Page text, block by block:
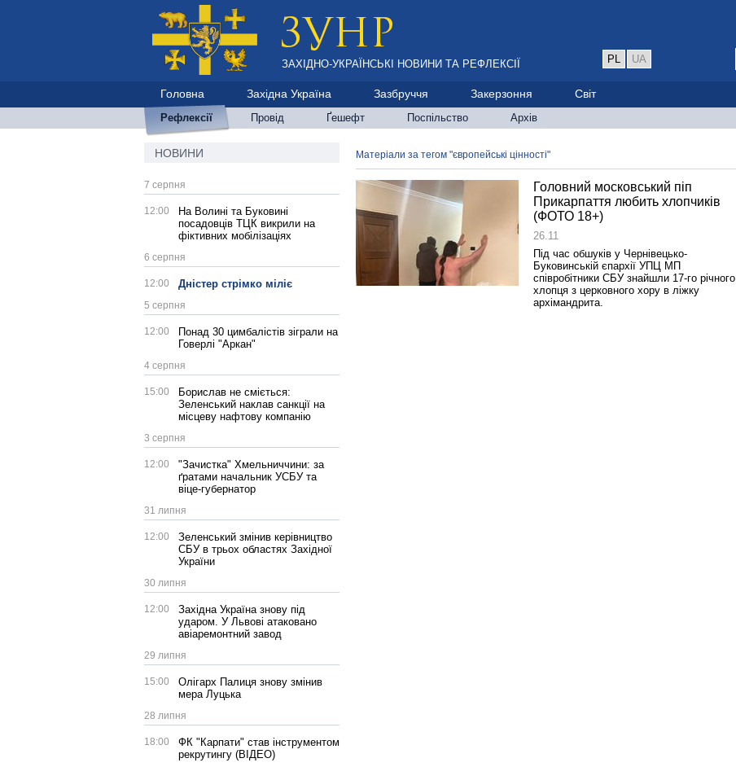
ЗАХІДНО-УКРАЇНСЬКІ НОВИНИ ТА РЕФЛЕКСІЇ PL UA
Головна Західна Україна Зазбруччя Закерзоння Світ
Рефлексії Провід Ґешефт Поспільство Архів
НОВИНИ
7 серпня
12:00
На Волині та Буковині
посадовців ТЦК викрили на
фіктивних мобілізаціях
6 серпня
12:00 Дністер стрімко міліє
5 серпня
12:00
Понад 30 цимбалістів зіграли на
Говерлі "Аркан"
4 серпня
15:00
Борислав не сміється:
Зеленський наклав санкції на
місцеву нафтову компанію
3 серпня
12:00
"Зачистка" Хмельниччини: за
ґратами начальник УСБУ та
віце-губернатор
31 липня
12:00
Зеленський змінив керівництво
СБУ в трьох областях Західної
України
30 липня
12:00
Західна Україна знову під
ударом. У Львові атаковано
авіаремонтний завод
29 липня
15:00
Олігарх Палиця знову змінив
мера Луцька
28 липня
18:00
ФК "Карпати" став інструментом
рекрутингу (ВІДЕО)
Матеріали за тегом "європейські цінності"
Головний московський піп
Прикарпаття любить хлопчиків
(ФОТО 18+)
26.11
Під час обшуків у Чернівецько-
Буковинській єпархії УПЦ МП
співробітники СБУ знайшли 17-го річного
хлопця з церковного хору в ліжку
архімандрита.